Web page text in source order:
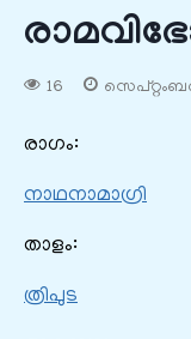
16 സെപ്റ്റംബർ
രാഗം:
നാഥനാമാഗ്രി
താളം:
ത്രിപുട